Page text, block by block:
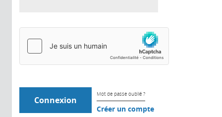
Mot de passe oublié ?
Créer un compte